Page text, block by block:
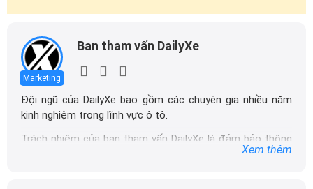
Marketing
Ban tham vấn DailyXe
Đội ngũ của DailyXe bao gồm các chuyên gia nhiều năm
kinh nghiệm trong lĩnh vực ô tô.
Trách nhiệm của ban tham vấn DailyXe là đảm bảo thông
tin chính xác được đăng tải trên dailyxe.com.vn, thường
Xem thêm